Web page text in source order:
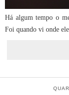
Há algum tempo o
Foi quando vi onde